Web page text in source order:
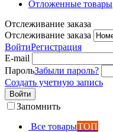
Отложенные товары
Отслеживание заказа
Отслеживание заказа
ВойтиРегистрация
E-mail
ПарольЗабыли пароль?
Создать учетную запись
Войти
Запомнить
Все товарыТОП